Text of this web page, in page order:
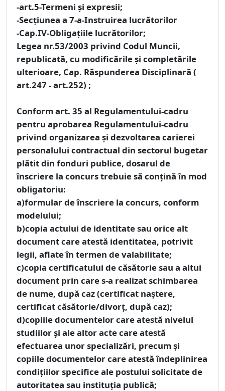
-art.5-Termeni şi expresii;
-Secţiunea a 7-a-Instruirea lucrătorilor
-Cap.IV-Obligaţiile lucrătorilor;
Legea nr.53/2003 privind Codul Muncii,
republicată, cu modificările și completările
ulterioare, Cap. Răspunderea Disciplinară (
art.247 - art.252) ;
Conform art. 35 al Regulamentului-cadru
pentru aprobarea Regulamentului-cadru
privind organizarea și dezvoltarea carierei
personalului contractual din sectorul bugetar
plătit din fonduri publice, dosarul de
înscriere la concurs trebuie să conţină în mod
obligatoriu:
a)formular de înscriere la concurs, conform
modelului;
b)copia actului de identitate sau orice alt
document care atestă identitatea, potrivit
legii, aflate în termen de valabilitate;
c)copia certificatului de căsătorie sau a altui
document prin care s-a realizat schimbarea
de nume, după caz (certificat naştere,
certificat căsătorie/divorţ, după caz);
d)copiile documentelor care atestă nivelul
studiilor şi ale altor acte care atestă
efectuarea unor specializări, precum şi
copiile documentelor care atestă îndeplinirea
condiţiilor specifice ale postului solicitate de
autoritatea sau instituţia publică;